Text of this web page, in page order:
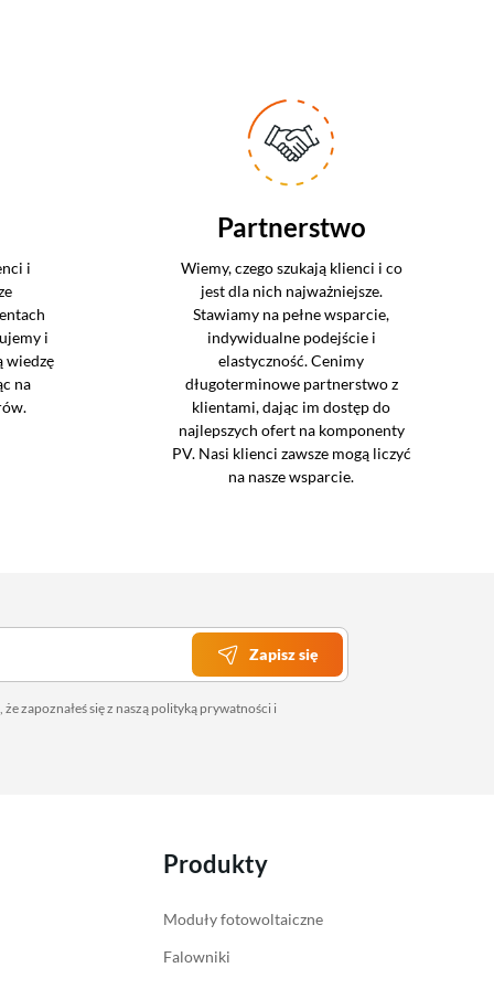
i
i
wiedzę
na
Partnerstwo
Wiemy, czego szukają klienci i co
jest dla nich najważniejsze.
Stawiamy na pełne wsparcie,
indywidualne podejście i
elastyczność. Cenimy
długoterminowe partnerstwo z
klientami, dając im dostęp do
najlepszych ofert na komponenty
PV. Nasi klienci zawsze mogą liczyć
na nasze wsparcie.
Zapisz się
zapoznałeś się z naszą polityką prywatności i
Produkty
Moduły fotowoltaiczne
Falowniki